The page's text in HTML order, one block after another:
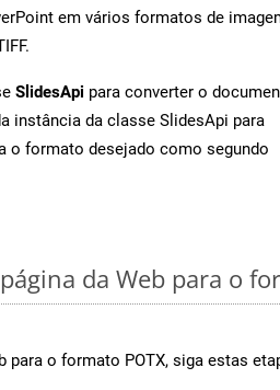
em vários formatos de
SlidesApi para converter o
instância da classe SlidesApi para
o formato desejado como segundo
da Web para o
para o formato POTX, siga estas